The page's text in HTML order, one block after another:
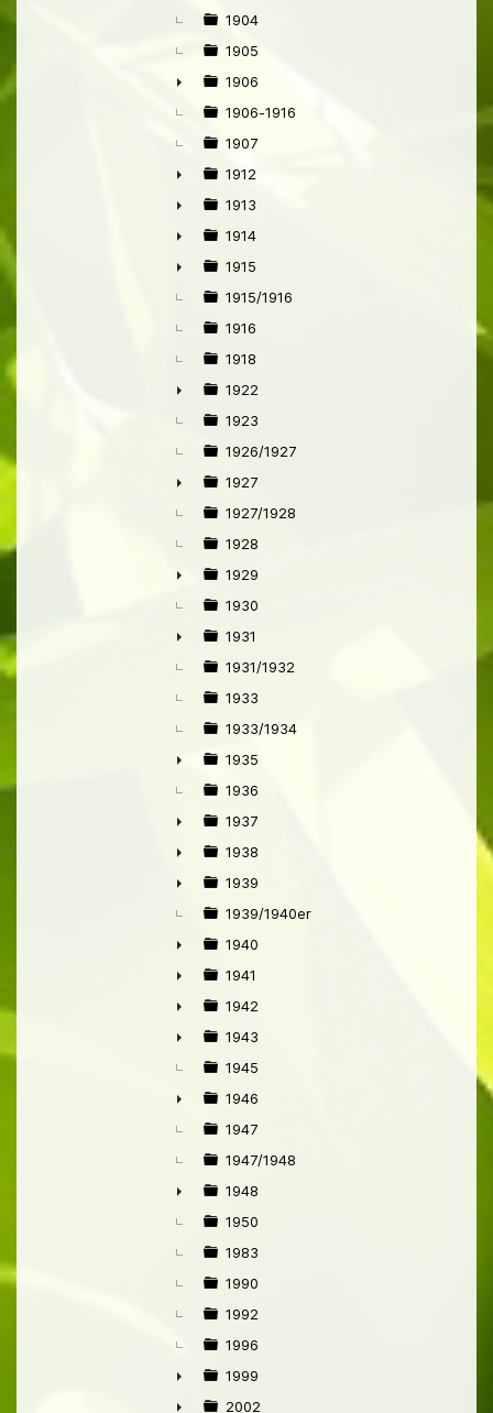
1904
1905
►
1906
1906-1916
1907
►
1912
►
1913
►
1914
►
1915
1915/1916
1916
1918
►
1922
1923
1926/1927
►
1927
1927/1928
1928
►
1929
1930
►
1931
1931/1932
1933
1933/1934
►
1935
1936
►
1937
►
1938
►
1939
1939/1940er
►
1940
►
1941
►
1942
►
1943
1945
►
1946
1947
1947/1948
►
1948
1950
1983
1990
1992
1996
►
1999
2002